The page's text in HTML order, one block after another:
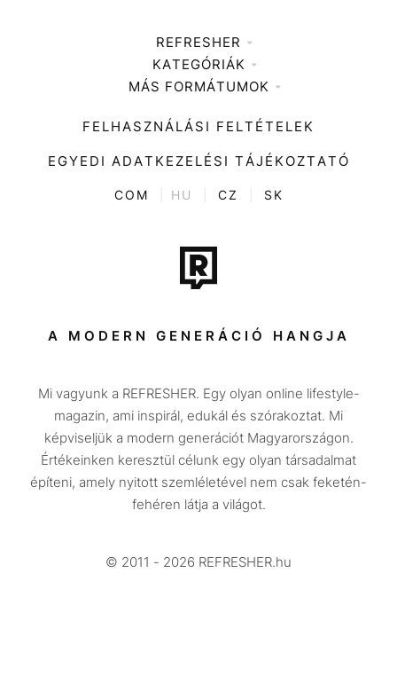
REFRESHER
Médiaajánlat
KATEGÓRIÁK
Zene
Divat
Kultúra
ENTR
Tech-Tudomány
Sport
Társadalom
Utazás
Életmód
Design
Beszélgetések
Videó
MÁS FORMÁTUMOK
FELHASZNÁLÁSI FELTÉTELEK
EGYEDI ADATKEZELÉSI TÁJÉKOZTATÓ
COM HU CZ SK
A MODERN GENERÁCIÓ HANGJA
Mi vagyunk a REFRESHER. Egy olyan online lifestyle-
magazin, ami inspirál, edukál és szórakoztat. Mi
képviseljük a modern generációt Magyarországon.
Értékeinken keresztül célunk egy olyan társadalmat
építeni, amely nyitott szemléletével nem csak feketén-
fehéren látja a világot.
© 2011 - 2026 REFRESHER.hu